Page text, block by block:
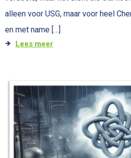
alleen voor USG, maar voor heel
en met name […]
Lees meer